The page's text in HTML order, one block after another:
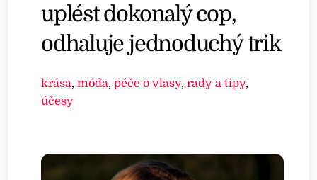
uplést dokonalý cop,
odhaluje jednoduchý trik
krása,móda,péče o vlasy,rady a tipy,
účesy